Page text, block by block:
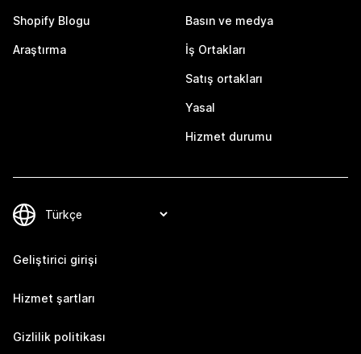
Shopify Blogu
Araştırma
Basın ve medya
İş Ortakları
Satış ortakları
Yasal
Hizmet durumu
Geliştirici girişi
Hizmet şartları
Gizlilik politikası